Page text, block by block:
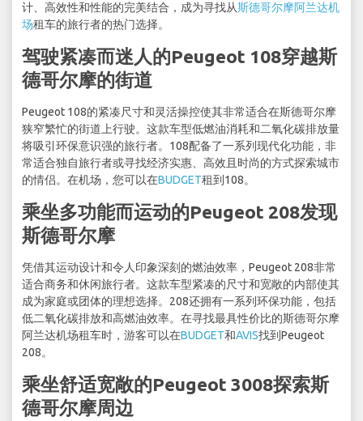
计、高效性和性能的完美结合，成为寻找从斯德哥尔摩阿兰达机
场租车的旅行者的热门选择。
驾驶紧凑而迷人的Peugeot 108穿越斯
德哥尔摩的街道
Peugeot 108的紧凑尺寸和灵活操控使其非常适合在斯德哥尔摩
狭窄繁忙的街道上行驶。这款车型低燃油消耗和二氧化碳排放量
将吸引环保意识强的旅行者。108配备了一系列现代化功能，非
常适合独自旅行者或寻找经济实惠、高效且时尚的方式探索城市
的情侣。在机场，您可以在BUDGET租到108。
乘坐多功能而运动的Peugeot 208发现
斯德哥尔摩
凭借其运动设计和令人印象深刻的燃油效率，Peugeot 208非常
适合商务和休闲旅行者。这款车型紧凑的尺寸和宽敞的内部使其
成为家庭或团体的理想选择。208还拥有一系列环保功能，包括
低二氧化碳排放和高燃油效率。在寻找最具性价比的斯德哥尔摩
阿兰达机场租车时，游客可以在BUDGET和AVIS找到Peugeot
208。
乘坐舒适宽敞的Peugeot 3008探索斯
德哥尔摩周边